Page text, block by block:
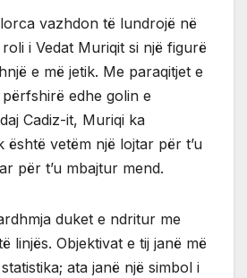
vazhdon të lundrojë në
i Vedat Muriqit si një figurë
e më jetik. Me paraqitjet e
edhe golin e
Cadiz-it, Muriqi ka
është vetëm një lojtar për t’u
për t’u mbajtur mend.
duket e ndritur me
linjës. Objektivat e tij janë më
ata janë një simbol i